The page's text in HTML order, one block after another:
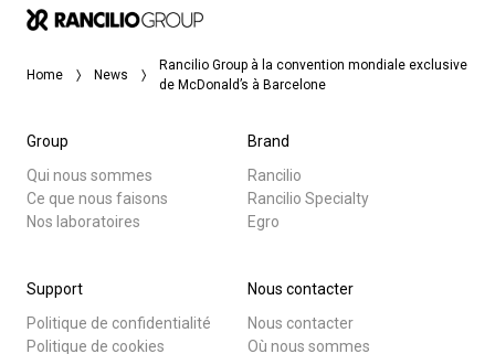
Home News
Rancilio Group à la convention mondiale exclusive
de McDonald’s à Barcelone
Group
Qui nous sommes
Ce que nous faisons
Nos laboratoires
Brand
Rancilio
Rancilio Specialty
Egro
Support
Politique de confidentialité
Politique de cookies
Nous contacter
Nous contacter
Où nous sommes